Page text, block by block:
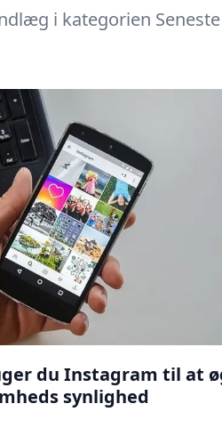
i kategorien
du Instagram til at
synlighed